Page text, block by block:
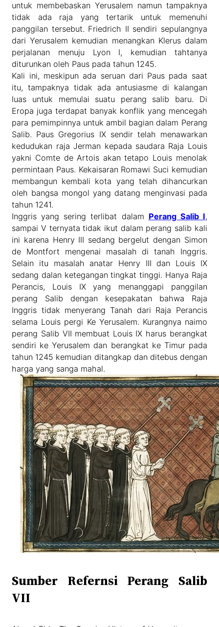
untuk membebaskan Yerusalem namun tampaknya
tidak ada raja yang tertarik untuk memenuhi
panggilan tersebut. Friedrich II sendiri sepulangnya
dari Yerusalem kemudian menangkan Klerus dalam
perjalanan menuju Lyon I, kemudian tahtanya
diturunkan oleh Paus pada tahun 1245.
Kali ini, meskipun ada seruan dari Paus pada saat
itu, tampaknya tidak ada antusiasme di kalangan
luas untuk memulai suatu perang salib baru. Di
Eropa juga terdapat banyak konflik yang mencegah
para pemimpinnya untuk ambil bagian dalam Perang
Salib. Paus Gregorius IX sendir telah menawarkan
kedudukan raja Jerman kepada saudara Raja Louis
yakni Comte de Artois akan tetapo Louis menolak
permintaan Paus. Kekaisaran Romawi Suci kemudian
membangun kembali kota yang telah dihancurkan
oleh bangsa mongol yang datang menginvasi pada
tahun 1241.
Inggris yang sering terlibat dalam Perang Salib I,
sampai V ternyata tidak ikut dalam perang salib kali
ini karena Henry III sedang bergelut dengan Simon
de Montfort mengenai masalah di tanah Inggris.
Selain itu masalah anatar Henry III dan Louis IX
sedang dalan ketegangan tingkat tinggi. Hanya Raja
Perancis, Louis IX yang menanggapi panggilan
perang Salib dengan kesepakatan bahwa Raja
Inggris tidak menyerang Tanah dari Raja Perancis
selama Louis pergi Ke Yerusalem. Kurangnya naimo
perang Salib VII membuat Louis IX harus berangkat
sendiri ke Yerusalem dan berangkat ke Timur pada
tahun 1245 kemudian ditangkap dan ditebus dengan
harga yang sanga mahal.
Sumber Refernsi Perang Salib
VII